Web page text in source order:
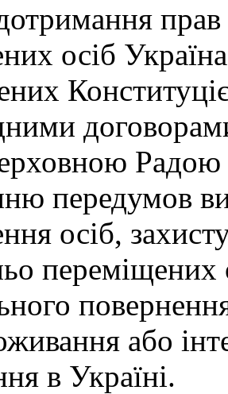
осіб
Радою
передумов
осіб,
переміщених
або
в Україні.